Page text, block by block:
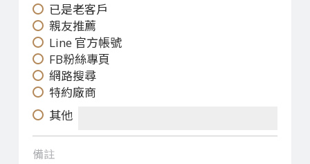
已是老客戶
親友推薦
Line 官方帳號
FB粉絲專頁
網路搜尋
特約廠商
其他
備註